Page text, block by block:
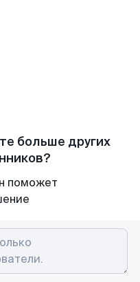
больше других
поможет